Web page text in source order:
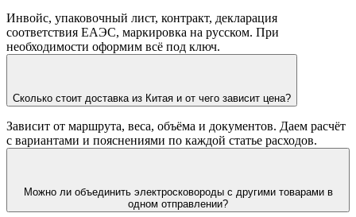
Инвойс, упаковочный лист, контракт, декларация
соответствия ЕАЭС, маркировка на русском. При
необходимости оформим всё под ключ.
Сколько стоит доставка из Китая и от чего зависит цена?
Зависит от маршрута, веса, объёма и документов. Даем расчёт
с вариантами и пояснениями по каждой статье расходов.
Можно ли объединить электросковороды с другими товарами в
одном отправлении?